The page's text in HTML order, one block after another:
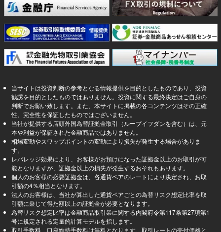
当サイトは投資判断の参考となる情報提供を目的としたものであり、投資
勧誘を目的としたものではありません。投資に関する最終決定はご自身の
判断でお願い致します。また、本サイトに掲載の各コンテンツはその正確
性、完全性を保証したものではございません。
当社が提供する店頭外国為替証拠金取引（ループイフダンを含む）は、元
本や利益が保証された金融商品ではありません。
相場変動やスワップポイントの変動により損失が発生する場合がありま
す。
レバレッジ効果により、お客様がお預けになった証拠金以上のお取引が可
能となりますが、証拠金以上の損失が発生するおそれもあります。
個人のお客様の必要証拠金は、各通貨ペアのレートにより決定され、お取
引額の4％相当となります。
法人のお客様は、当社が算出した通貨ペアごとの為替リスク想定比率を取
引額に乗じて得た額以上の証拠金が必要となります。
為替リスク想定比率は金融商品取引業に関する内閣府令第117条第27項第1
号に規定される定量的計算モデルを指します。
取引手数料、口座維持手数料は無料となります。取引レートの売付価格と